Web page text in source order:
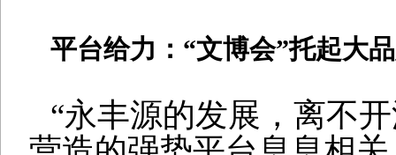
平台给力： “文博会”托起大
“永丰源的发展，离不